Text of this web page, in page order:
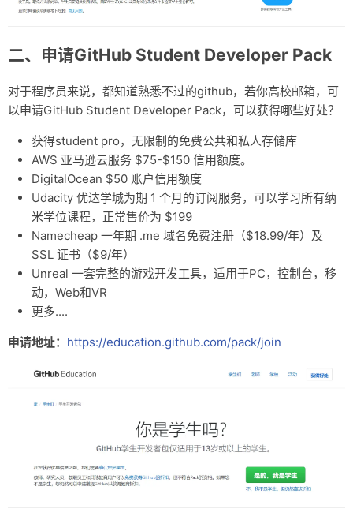
二、申请GitHub Student Developer Pack
对于程序员来说，都知道熟悉不过的github，若你高校邮箱，可
以申请GitHub Student Developer Pack，可以获得哪些好处？
获得student pro，无限制的免费公共和私人存储库
AWS 亚马逊云服务 $75-$150 信用额度。
DigitalOcean $50 账户信用额度
Udacity 优达学城为期 1 个月的订阅服务，可以学习所有纳
米学位课程，正常售价为 $199
Namecheap 一年期 .me 域名免费注册（$18.99/年）及
SSL 证书（$9/年）
Unreal 一套完整的游戏开发工具，适用于PC，控制台，移
动，Web和VR
更多....
申请地址： https://education.github.com/pack/join